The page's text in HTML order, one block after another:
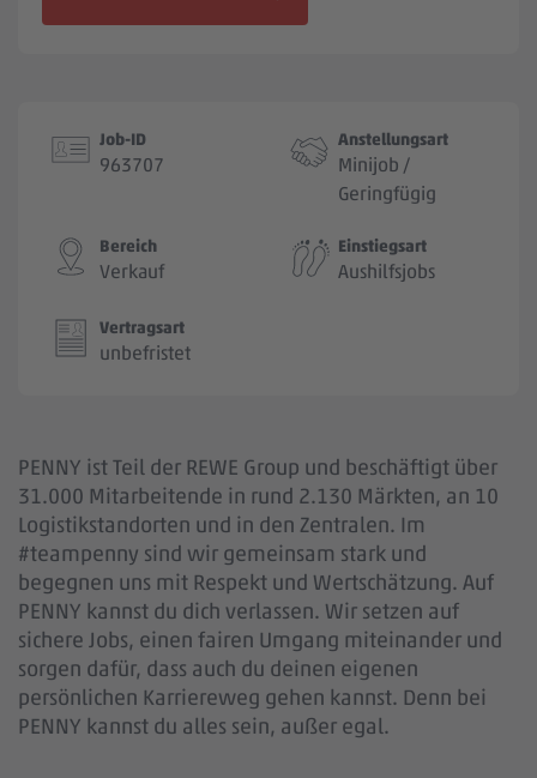
Job-ID
963707
Anstellungsart
Minijob /
Geringfügig
Bereich
Verkauf
Einstiegsart
Aushilfsjobs
Vertragsart
unbefristet
PENNY ist Teil der REWE Group und beschäftigt über
31.000 Mitarbeitende in rund 2.130 Märkten, an 10
Logistikstandorten und in den Zentralen. Im
#teampenny sind wir gemeinsam stark und
begegnen uns mit Respekt und Wertschätzung. Auf
PENNY kannst du dich verlassen. Wir setzen auf
sichere Jobs, einen fairen Umgang miteinander und
sorgen dafür, dass auch du deinen eigenen
persönlichen Karriereweg gehen kannst. Denn bei
PENNY kannst du alles sein, außer egal.